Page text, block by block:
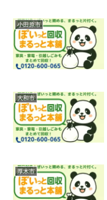
小田原市
大和市
厚木市